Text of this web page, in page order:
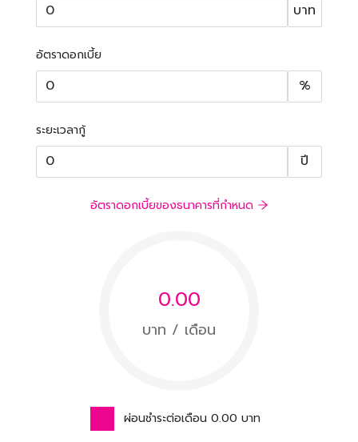
บาท
อัตราดอกเบี้ย
%
ระยะเวลากู้
ปี
อัตราดอกเบี้ยของธนาคารที่กำหนด
0.00
บาท / เดือน
ผ่อนชำระต่อเดือน 0.00 บาท